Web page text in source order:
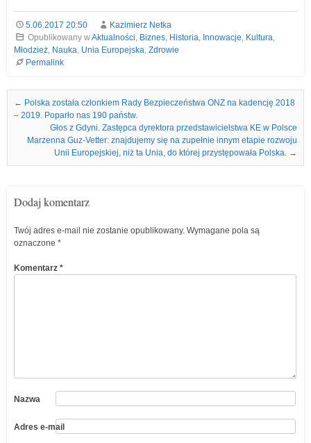
5.06.2017 20:50
Kazimierz Netka
Opublikowany wAktualności, Biznes, Historia, Innowacje, Kultura,
Młodzież, Nauka, Unia Europejska, Zdrowie
Permalink
Nawigacja we wpisach
← Polska została członkiem Rady Bezpieczeństwa ONZ na kadencję 2018
– 2019. Poparło nas 190 państw.
Głos z Gdyni. Zastępca dyrektora przedstawicielstwa KE w Polsce
Marzenna Guz-Vetter: znajdujemy się na zupełnie innym etapie rozwoju
Unii Europejskiej, niż ta Unia, do której przystępowała Polska. →
Dodaj komentarz
Twój adres e-mail nie zostanie opublikowany. Wymagane pola są
oznaczone *
Komentarz *
Nazwa
Adres e-mail